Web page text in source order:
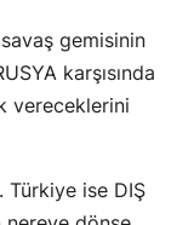
gemisinin
karşısında
vereceklerini
Türkiye ise DIŞ